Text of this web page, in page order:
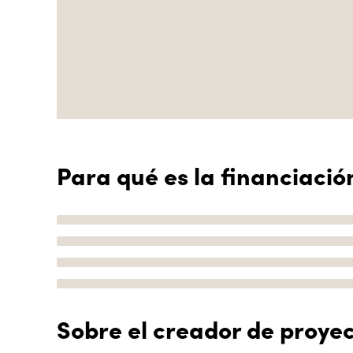
Para qué es la
Sobre el creador de